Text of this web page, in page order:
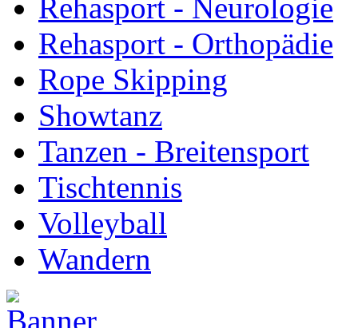
Rehasport - Neurologie
Rehasport - Orthopädie
Rope Skipping
Showtanz
Tanzen - Breitensport
Tischtennis
Volleyball
Wandern